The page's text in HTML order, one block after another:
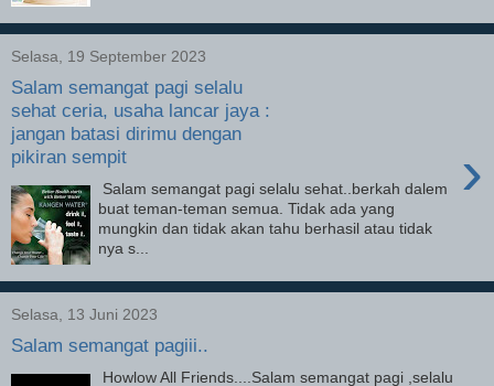
Selasa, 19 September 2023
Salam semangat pagi selalu
sehat ceria, usaha lancar jaya :
jangan batasi dirimu dengan
pikiran sempit
›
Salam semangat pagi selalu sehat..berkah dalem
buat teman-teman semua. Tidak ada yang
mungkin dan tidak akan tahu berhasil atau tidak
nya s...
Selasa, 13 Juni 2023
Salam semangat pagiii..
Howlow All Friends....Salam semangat pagi ,selalu